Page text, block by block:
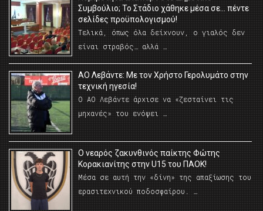
Συμβούλιο; Το Στάδιο χάθηκε μέσα σε… πέντε
σελίδες προϋπολογισμού!
Τελικά, όπως όλα δείχνουν, ο γιαλός δεν
είναι στραβός… αλλά …
ΑΟ Λεβάντε: Με τον Χρήστο Γερολυμάτο στην
τεχνική ηγεσία!
Ο ΑΟ Λεβάντε άρχισε να «ζεσταίνει τις
μηχανές» του ενόψει …
O νεαρός ζακυνθινός παίκτης Φώτης
Κορακιανίτης στην U15 του ΠΑΟΚ!
Μέσα σε αυτή την «δίνη» της απαξίωσης του
ερασιτεχνικού ποδοσφαίρου. …